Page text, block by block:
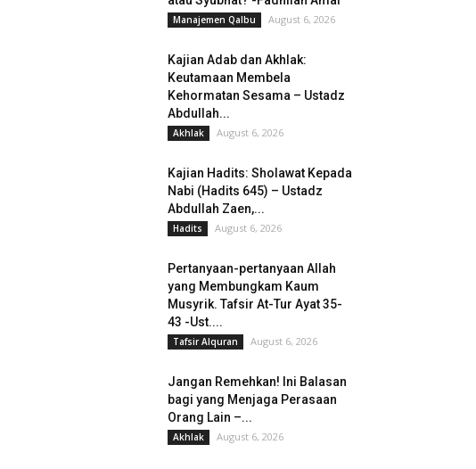
Manajemen Qalbu August 6, 2026
Kajian Adab dan Akhlak:
Keutamaan Membela
Kehormatan Sesama – Ustadz
Abdullah...
Akhlak August 6, 2026
Kajian Hadits: Sholawat Kepada
Nabi (Hadits 645) – Ustadz
Abdullah Zaen,...
Hadits August 6, 2026
Pertanyaan-pertanyaan Allah
yang Membungkam Kaum
Musyrik. Tafsir At-Tur Ayat 35-
43 -Ust....
Tafsir Alquran August 6, 2026
Jangan Remehkan! Ini Balasan
bagi yang Menjaga Perasaan
Orang Lain –...
Akhlak August 6, 2026